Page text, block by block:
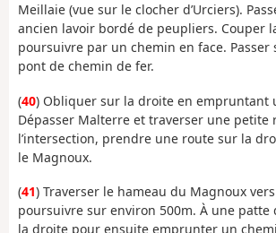
Meillaie (vue sur le clocher d’Urciers).
ancien lavoir bordé de peupliers. Couper
poursuivre par un chemin en face. Passer
pont de chemin de fer.
(40) Obliquer sur la droite en empruntant
Dépasser Malterre et traverser une petite
l’intersection, prendre une route sur la
le Magnoux.
(41) Traverser le hameau du Magnoux vers
poursuivre sur environ 500m. À une patte
la droite pour ensuite emprunter un